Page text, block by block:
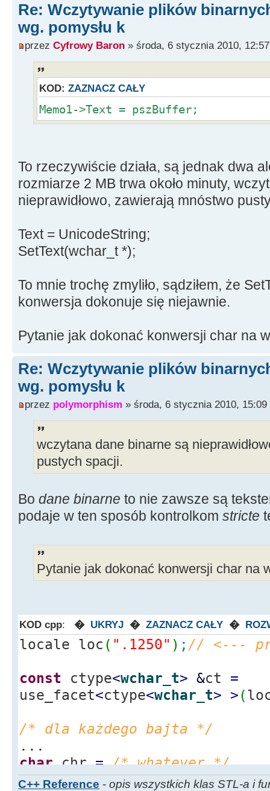
Re: Wczytywanie plików
wg. pomysłu k
przez Cyfrowy Baron » środa, 6 stycznia 2010, 12:57
KOD: ZAZNACZ CAŁY
Memo1->Text = pszBuffer;
To rzeczywiście działa, są jednak dwa
rozmiarze 2 MB trwa około minuty,
nieprawidłowo, zawierają mnóstwo
Text = UnicodeString;
SetText(wchar_t *);
To mnie trochę zmyliło, sądziłem, że
konwersja dokonuje się niejawnie.
Pytanie jak dokonać konwersji char na
Re: Wczytywanie plików
wg. pomysłu k
przez polymorphism » środa, 6 stycznia 2010, 15:09
wczytana dane binarne są
pustych spacji.
Bo dane binarne to nie zawsze są
podaje w ten sposób kontrolkom stricte
Pytanie jak dokonać konwersji char na
KOD cpp: � UKRYJ � ZAZNACZ CAŁY �
locale loc ( ".1250" ) ; // <---
const ctype<wchar_t> &ct =
use_facet<ctype<wchar_t> >(
/* dla każdego bajta */
...
charchr= /* whatever */
wchar_twc=ct.widen(chr);
C++ Reference - opis wszystkich klas STL-a i